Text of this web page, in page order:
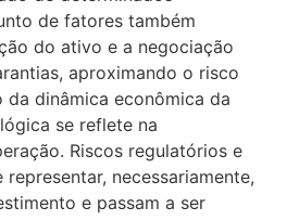
de fatores também
do ativo e a negociação
aproximando o risco
dinâmica econômica da
se reflete na
Riscos regulatórios e
necessariamente,
e passam a ser